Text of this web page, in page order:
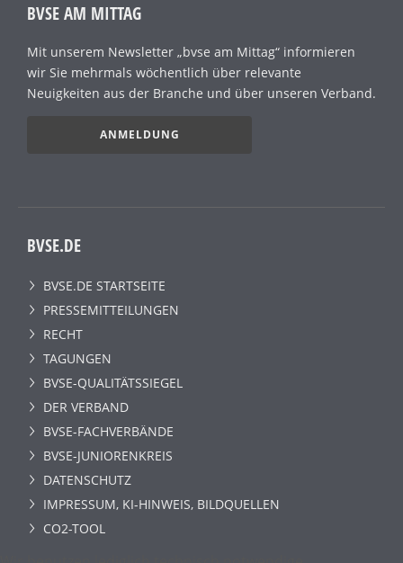
BVSE AM MITTAG
Mit unserem Newsletter „bvse am Mittag“ informieren
wir Sie mehrmals wöchentlich über relevante
Neuigkeiten aus der Branche und über unseren Verband.
ANMELDUNG
BVSE.DE
BVSE.DE STARTSEITE
PRESSEMITTEILUNGEN
RECHT
TAGUNGEN
BVSE-QUALITÄTSSIEGEL
DER VERBAND
BVSE-FACHVERBÄNDE
BVSE-JUNIORENKREIS
DATENSCHUTZ
IMPRESSUM, KI-HINWEIS, BILDQUELLEN
CO2-TOOL